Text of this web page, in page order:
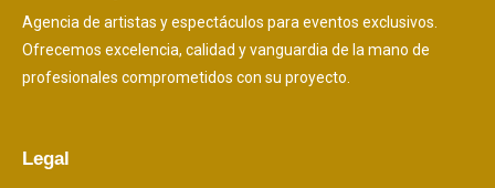
Agencia de artistas y espectáculos para eventos exclusivos.
Ofrecemos excelencia, calidad y vanguardia de la mano de
profesionales comprometidos con su proyecto.
Legal